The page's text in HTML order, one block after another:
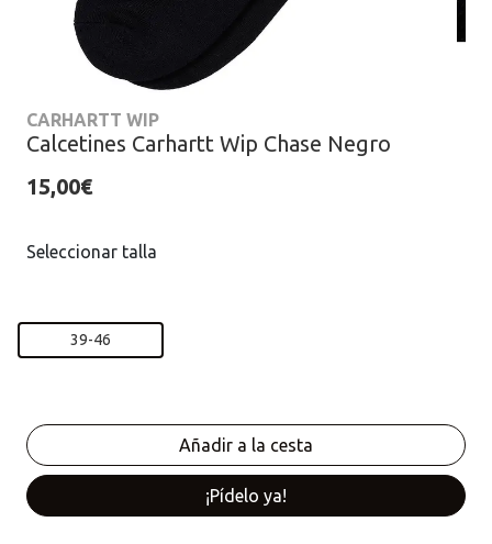
CARHARTT WIP
Calcetines Carhartt Wip Chase Negro
15,00€
Seleccionar talla
39-46
¡Pídelo ya!